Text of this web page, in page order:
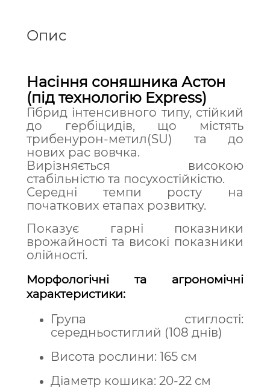
Опис
Насіння соняшника Астон
(під технологію Express)
Гібрид інтенсивного типу, стійкий
до гербіцидів, що містять
трибенурон-метил(SU) та до
нових рас вовчка.
Вирізняється високою
стабільністю та посухостійкістю.
Середні темпи росту на
початкових етапах розвитку.
Показує гарні показники
врожайності та високі показники
олійності.
Морфологічні та агрономічні
характеристики:
Група стиглості:
середньостиглий (108 днів)
Висота рослини: 165 см
Діаметр кошика: 20-22 см